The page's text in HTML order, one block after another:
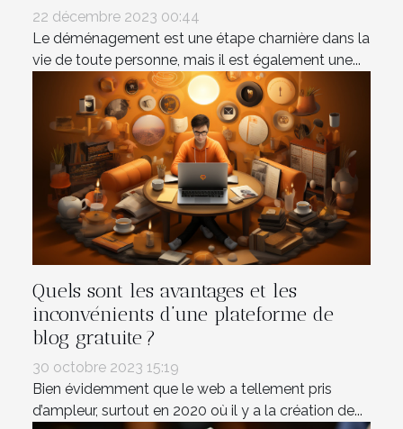
22 décembre 2023 00:44
Le déménagement est une étape charnière dans la
vie de toute personne, mais il est également une...
Quels sont les avantages et les
inconvénients d’une plateforme de
blog gratuite ?
30 octobre 2023 15:19
Bien évidemment que le web a tellement pris
d’ampleur, surtout en 2020 où il y a la création de...